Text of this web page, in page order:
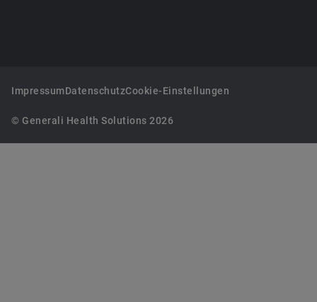
ImpressumDatenschutzCookie-Einstellungen
© Generali Health Solutions 2026